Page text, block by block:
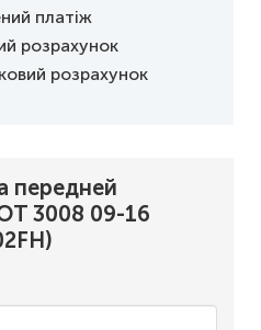
платіж
розрахунок
розрахунок
передней
3008 09-16